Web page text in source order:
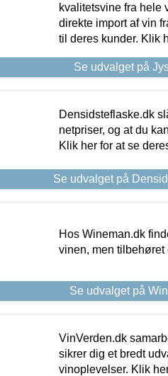
kvalitetsvine fra hele
direkte import af vin
til deres kunder. Klik
Se udvalget på
Densidsteflaske.dk
netpriser, og at du
Klik her for at se
Se udvalget på
Hos Wineman.dk
vinen, men tilbehøret
Se udvalget på
VinVerden.dk
sikrer dig et bredt
vinoplevelser. Klik